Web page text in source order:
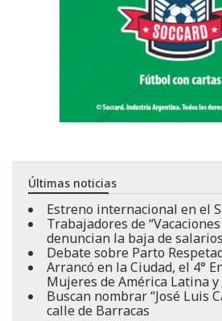
Últimas noticias
Estreno internacional en el
Trabajadores de
denuncian la baja de salarios
Debate sobre Parto
Arrancó en la Ciudad, el 4°
Mujeres de América Latina
Buscan nombrar “José Luis
calle de Barracas